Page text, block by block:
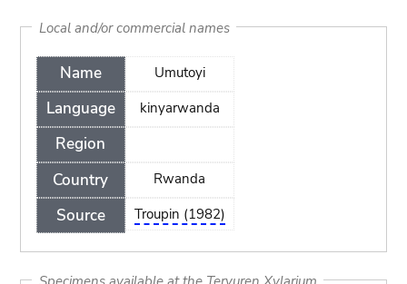
Local and/or commercial names
Name
Language
Region
Country
Source
Umutoyi
kinyarwanda
Rwanda
Troupin (1982)
Specimens available at the Tervuren Xylarium